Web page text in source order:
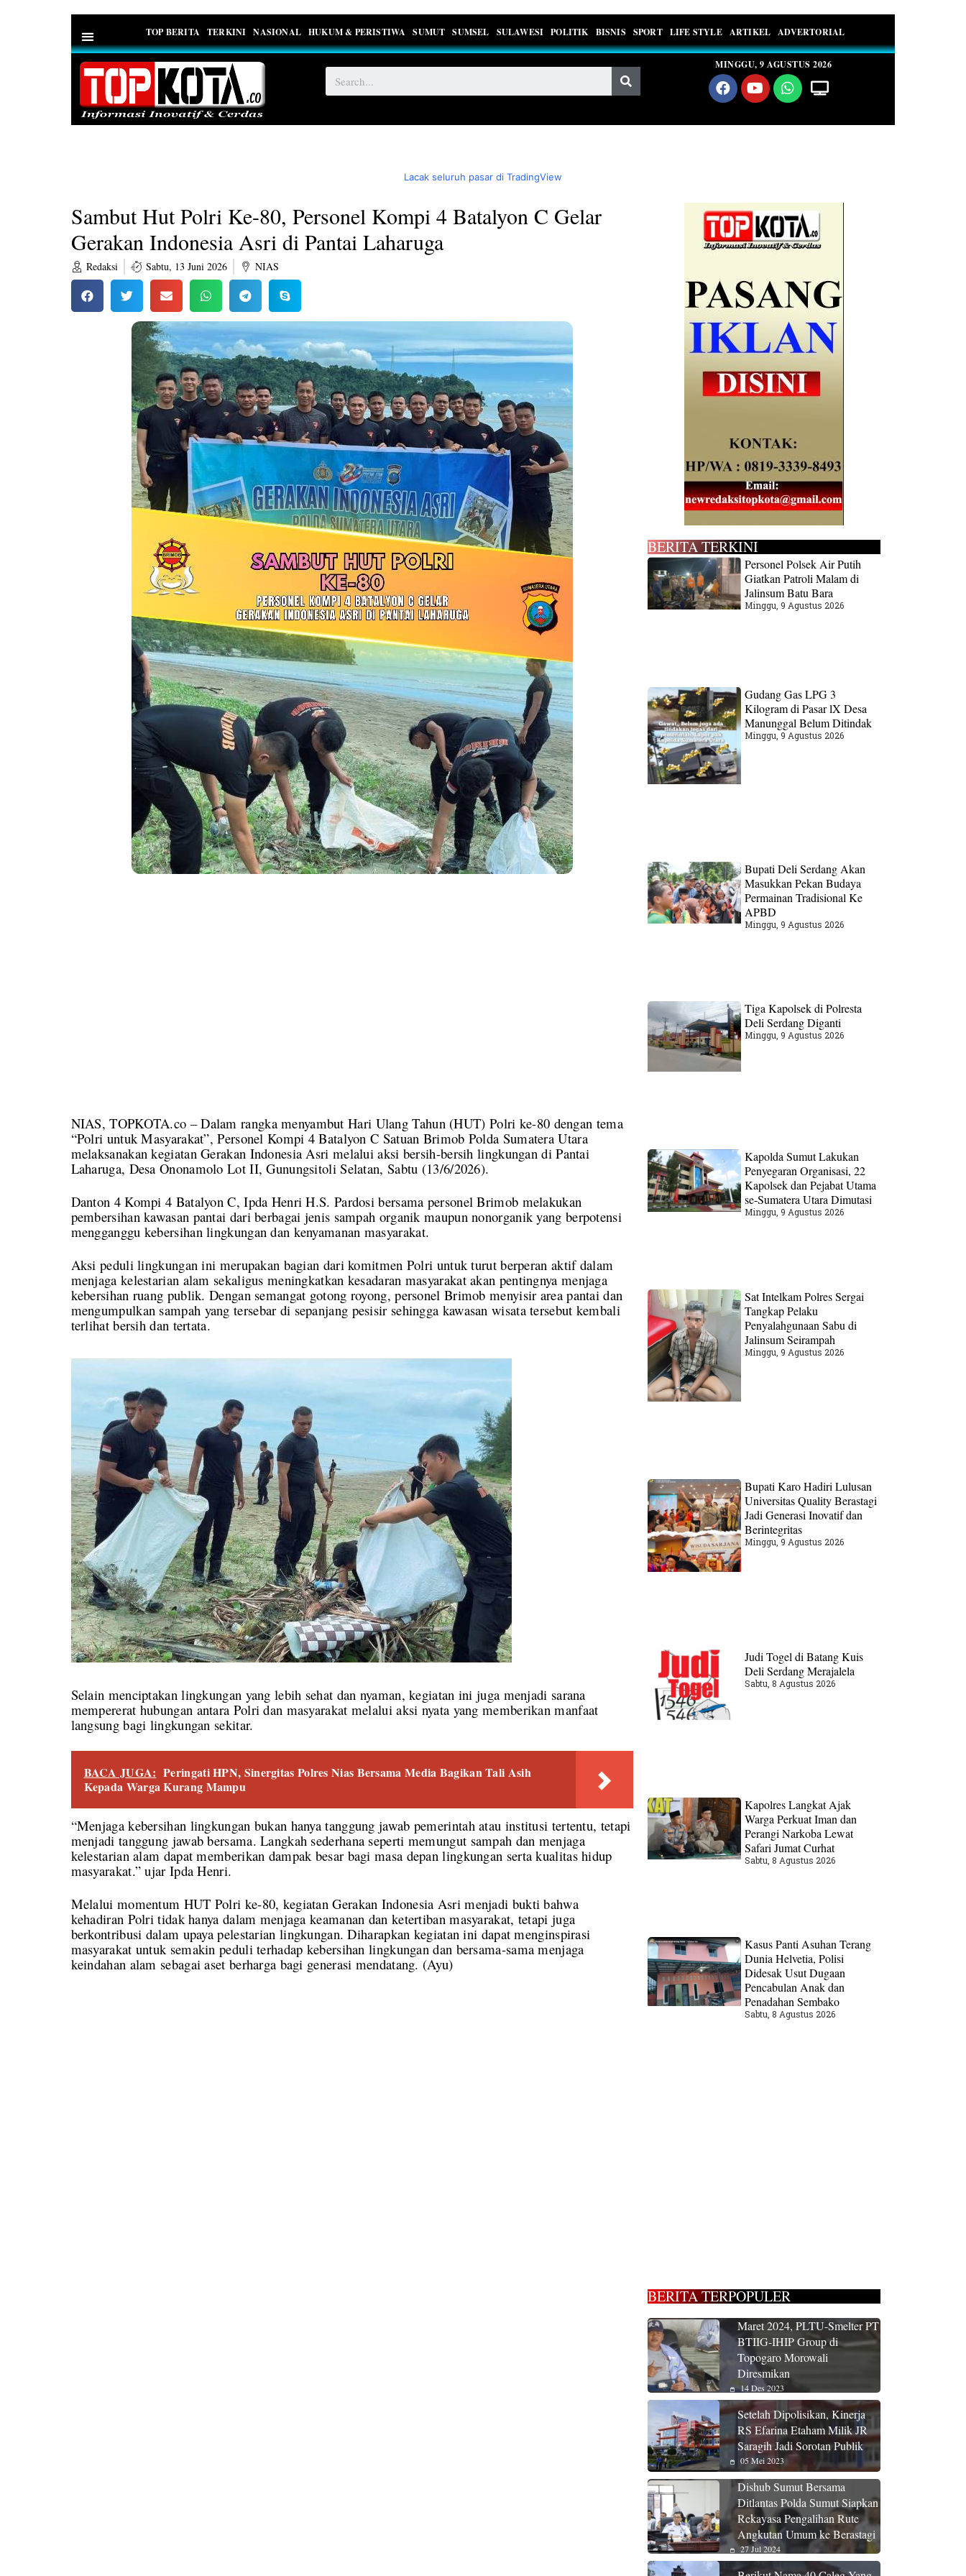
TOP BERITA TERKINI NASIONAL HUKUM & PERISTIWA SUMUT SUMSEL SULAWESI POLITIK BISNIS SPORT LIFE STYLE ARTIKEL ADVERTORIAL
MINGGU, 9 AGUSTUS 2026
Lacak seluruh pasar di TradingView
Sambut Hut Polri Ke-80, Personel Kompi 4 Batalyon C Gelar
Gerakan Indonesia Asri di Pantai Laharuga
Redaksi Sabtu, 13 Juni 2026 NIAS
NIAS, TOPKOTA.co – Dalam rangka menyambut Hari Ulang Tahun (HUT) Polri ke-80 dengan tema
“Polri untuk Masyarakat”, Personel Kompi 4 Batalyon C Satuan Brimob Polda Sumatera Utara
melaksanakan kegiatan Gerakan Indonesia Asri melalui aksi bersih-bersih lingkungan di Pantai
Laharuga, Desa Ononamolo Lot II, Gunungsitoli Selatan, Sabtu (13/6/2026).
Danton 4 Kompi 4 Batalyon C, Ipda Henri H.S. Pardosi bersama personel Brimob melakukan
pembersihan kawasan pantai dari berbagai jenis sampah organik maupun nonorganik yang berpotensi
mengganggu kebersihan lingkungan dan kenyamanan masyarakat.
Aksi peduli lingkungan ini merupakan bagian dari komitmen Polri untuk turut berperan aktif dalam
menjaga kelestarian alam sekaligus meningkatkan kesadaran masyarakat akan pentingnya menjaga
kebersihan ruang publik. Dengan semangat gotong royong, personel Brimob menyisir area pantai dan
mengumpulkan sampah yang tersebar di sepanjang pesisir sehingga kawasan wisata tersebut kembali
terlihat bersih dan tertata.
Selain menciptakan lingkungan yang lebih sehat dan nyaman, kegiatan ini juga menjadi sarana
mempererat hubungan antara Polri dan masyarakat melalui aksi nyata yang memberikan manfaat
langsung bagi lingkungan sekitar.
BACA JUGA: Peringati HPN, Sinergitas Polres Nias Bersama Media Bagikan Tali Asih
Kepada Warga Kurang Mampu
“Menjaga kebersihan lingkungan bukan hanya tanggung jawab pemerintah atau institusi tertentu, tetapi
menjadi tanggung jawab bersama. Langkah sederhana seperti memungut sampah dan menjaga
kelestarian alam dapat memberikan dampak besar bagi masa depan lingkungan serta kualitas hidup
masyarakat.” ujar Ipda Henri.
Melalui momentum HUT Polri ke-80, kegiatan Gerakan Indonesia Asri menjadi bukti bahwa
kehadiran Polri tidak hanya dalam menjaga keamanan dan ketertiban masyarakat, tetapi juga
berkontribusi dalam upaya pelestarian lingkungan. Diharapkan kegiatan ini dapat menginspirasi
masyarakat untuk semakin peduli terhadap kebersihan lingkungan dan bersama-sama menjaga
keindahan alam sebagai aset berharga bagi generasi mendatang. (Ayu)
BERITA TERKINI
Personel Polsek Air Putih
Giatkan Patroli Malam di
Jalinsum Batu Bara
Minggu, 9 Agustus 2026
Gudang‎ Gas LPG 3
Kilogram di Pasar lX Desa
Manunggal Belum Ditindak
Minggu, 9 Agustus 2026
Bupati Deli Serdang Akan
Masukkan Pekan Budaya
Permainan Tradisional Ke
APBD
Minggu, 9 Agustus 2026
Tiga Kapolsek di Polresta
Deli Serdang Diganti
Minggu, 9 Agustus 2026
Kapolda Sumut Lakukan
Penyegaran Organisasi, 22
Kapolsek dan Pejabat Utama
se-Sumatera Utara Dimutasi
Minggu, 9 Agustus 2026
Sat Intelkam Polres Sergai
Tangkap Pelaku
Penyalahgunaan Sabu di
Jalinsum Seirampah
Minggu, 9 Agustus 2026
Bupati Karo Hadiri Lulusan
Universitas Quality Berastagi
Jadi Generasi Inovatif dan
Berintegritas
Minggu, 9 Agustus 2026
Judi Togel di Batang Kuis
Deli Serdang Merajalela
Sabtu, 8 Agustus 2026
Kapolres Langkat Ajak
Warga Perkuat Iman dan
Perangi Narkoba Lewat
Safari Jumat Curhat
Sabtu, 8 Agustus 2026
Kasus Panti Asuhan Terang
Dunia Helvetia, Polisi
Didesak Usut Dugaan
Pencabulan Anak dan
Penadahan Sembako
Sabtu, 8 Agustus 2026
BERITA TERPOPULER
Maret 2024, PLTU-Smelter PT
BTIIG-IHIP Group di
Topogaro Morowali
Diresmikan
14 Des 2023
Setelah Dipolisikan, Kinerja
RS Efarina Etaham Milik JR
Saragih Jadi Sorotan Publik
05 Mei 2023
Dishub Sumut Bersama
Ditlantas Polda Sumut Siapkan
Rekayasa Pengalihan Rute
Angkutan Umum ke Berastagi
27 Jul 2024